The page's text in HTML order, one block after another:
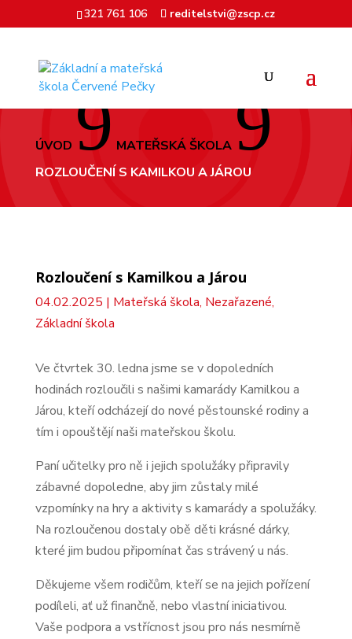
321 761 106 reditelstvi@zscp.cz
ÚVOD 9 MATEŘSKÁ ŠKOLA9
ROZLOUČENÍ S KAMILKOU A JÁROU
Rozloučení s Kamilkou a Járou
04.02.2025 | Mateřská škola, Nezařazené,
Základní škola
Ve čtvrtek 30. ledna jsme se v dopoledních
hodinách rozloučili s našimi kamarády Kamilkou a
Járou, kteří odcházejí do nové pěstounské rodiny a
tím i opouštějí naši mateřskou školu.
Paní učitelky pro ně i jejich spolužáky připravily
zábavné dopoledne, aby jim zůstaly milé
vzpomínky na hry a aktivity s kamarády a spolužáky.
Na rozloučenou dostaly obě děti krásné dárky,
které jim budou připomínat čas strávený u nás.
Děkujeme všem rodičům, kteří se na jejich pořízení
podíleli, ať už finančně, nebo vlastní iniciativou.
Vaše podpora a vstřícnost jsou pro nás nesmírně